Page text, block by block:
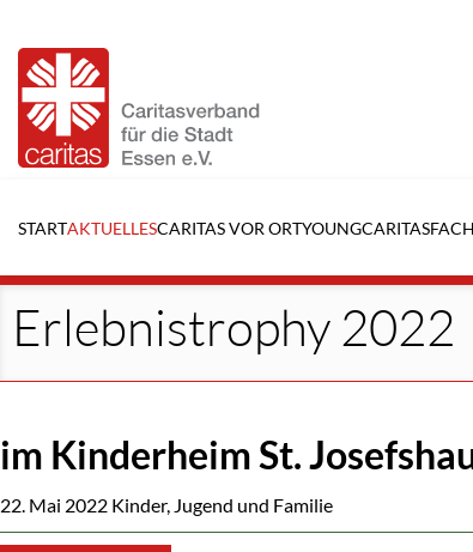
überspringen
STARTAKTUELLESCARITAS VOR ORTYOUNGCARITAS
Erlebnistrophy 2022
im Kinderheim St.
22. Mai 2022 Kinder, Jugend und Familie